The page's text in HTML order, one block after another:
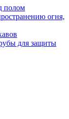
полом
огня,
для защиты